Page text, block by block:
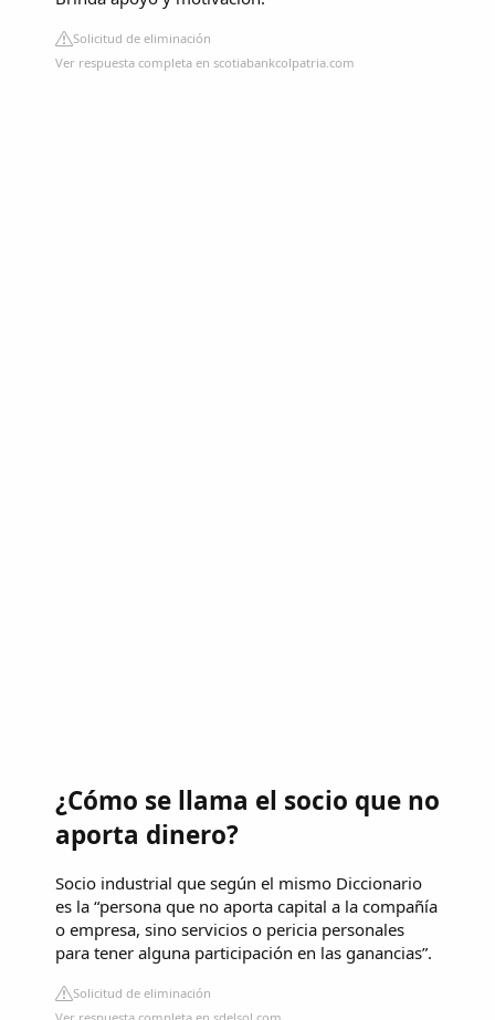
Solicitud de eliminación
Ver respuesta completa en scotiabankcolpatria.com
¿Cómo se llama el socio que no
aporta dinero?
Socio industrial que según el mismo Diccionario
es la “persona que no aporta capital a la compañía
o empresa, sino servicios o pericia personales
para tener alguna participación en las ganancias”.
Solicitud de eliminación